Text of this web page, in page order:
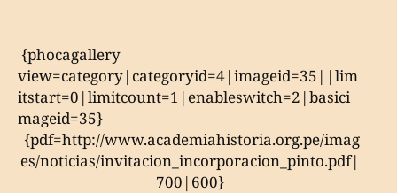
{phocagallery
view=category|categoryid=4|imageid=35||lim
itstart=0|limitcount=1|enableswitch=2|basici
mageid=35}
{pdf=http://www.academiahistoria.org.pe/imag
es/noticias/invitacion_incorporacion_pinto.pdf|
700|600}